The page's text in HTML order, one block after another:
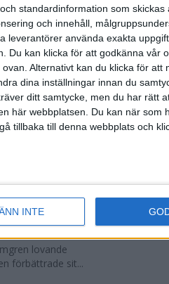
standardinformation som skickas
och innehåll,
leverantörer använda exakta
Du kan klicka för att godkänna vår
Alternativt kan du klicka för att
dina inställningar innan du
ditt samtycke, men du har rätt
här webbplatsen. Du kan när som
tillbaka till denna webbplats och
INTE
avgjordes i
lite vind. Totalt
och största
13-21
lovande
förbättrade sit...